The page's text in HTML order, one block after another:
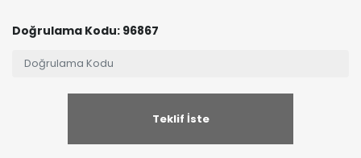
Doğrulama Kodu: 96867